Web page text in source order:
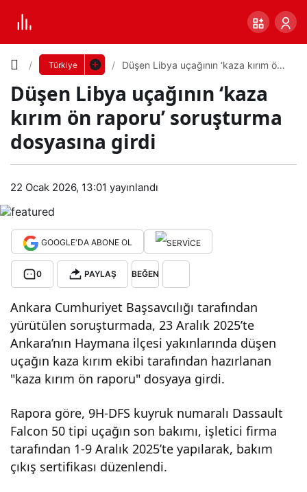
Türkiye
Düşen Libya uçağının ‘kaza kırım ön
Düşen Libya uçağının ‘kaza
kırım ön raporu’ soruşturma
dosyasına girdi
22 Ocak 2026, 13:01 yayınlandı
GOOGLE'DA ABONE OL
0 PAYLAŞ BEĞEN
Ankara Cumhuriyet Başsavcılığı tarafından
yürütülen soruşturmada, 23 Aralık 2025’te
Ankara’nın Haymana ilçesi yakınlarında düşen
uçağın kaza kırım ekibi tarafından hazırlanan
"kaza kırım ön raporu" dosyaya girdi.
Rapora göre, 9H-DFS kuyruk numaralı Dassault
Falcon 50 tipi uçağın son bakımı, işletici firma
tarafından 1-9 Aralık 2025’te yapılarak, bakım
çıkış sertifikası düzenlendi.
Düş
Liby
a
ğını
n
a
Yazı
Boyutunu
Ayarla
Varsayılana
0 PAYLAŞ